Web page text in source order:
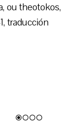
ou theotokos,
traducción